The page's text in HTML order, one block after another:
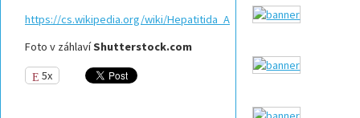
https://cs.wikipedia.org/wiki/Hepatitida_A
Foto v záhlavíShutterstock.com
5x